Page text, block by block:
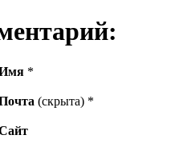
*
(скрыта) *